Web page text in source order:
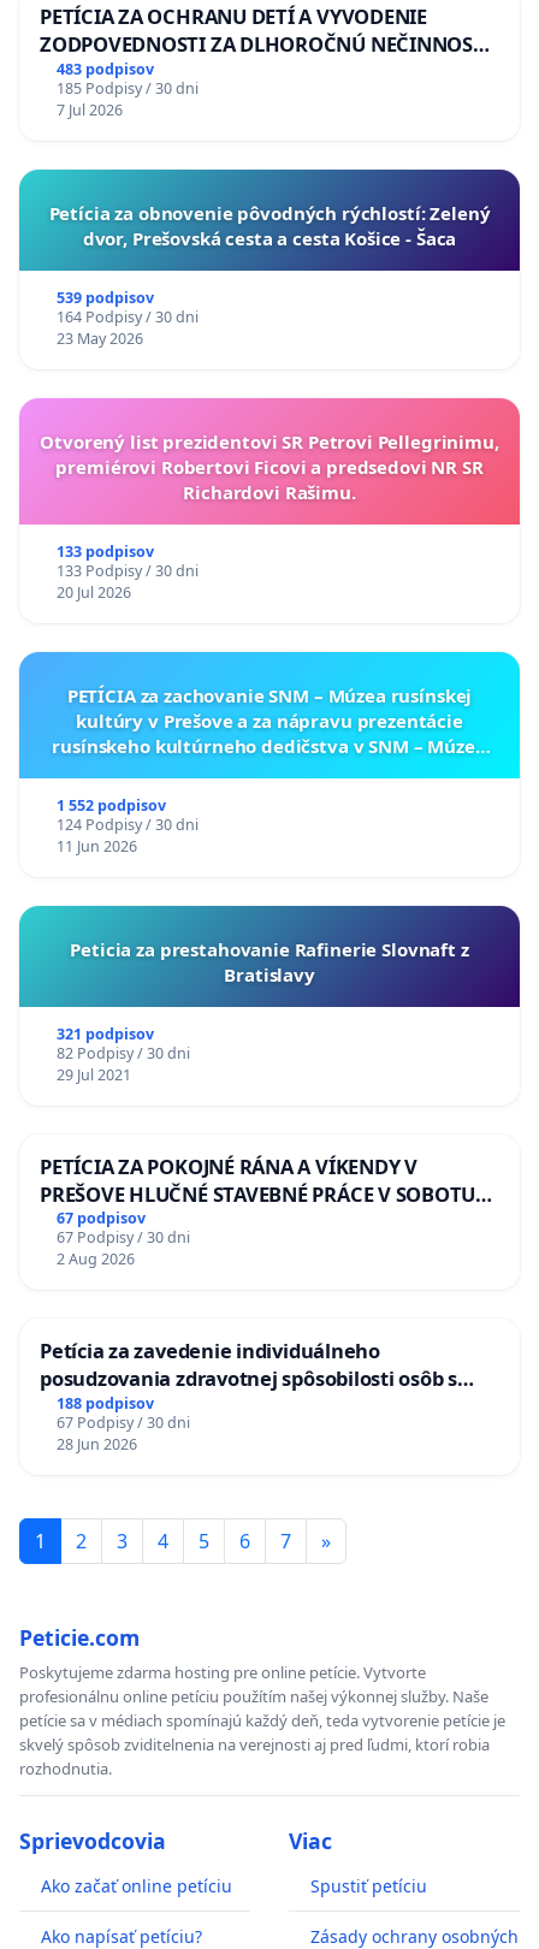
PETÍCIA ZA OCHRANU DETÍ A VYVODENIE
ZODPOVEDNOSTI ZA DLHOROČNÚ NEČINNOSŤ
A ZLYHANIE ŠTÁTU
483 podpisov
185 Podpisy / 30 dni
7 Jul 2026
​Petícia za obnovenie pôvodných rýchlostí: Zelený
dvor, Prešovská cesta a cesta Košice - Šaca
539 podpisov
164 Podpisy / 30 dni
23 May 2026
Otvorený list prezidentovi SR Petrovi Pellegrinimu,
premiérovi Robertovi Ficovi a predsedovi NR SR
Richardovi Rašimu.
133 podpisov
133 Podpisy / 30 dni
20 Jul 2026
PETÍCIA za zachovanie SNM – Múzea rusínskej
kultúry v Prešove a za nápravu prezentácie
rusínskeho kultúrneho dedičstva v SNM – Múzeu
1 552 podpisov
124 Podpisy / 30 dni
11 Jun 2026
Peticia za prestahovanie Rafinerie Slovnaft z
Bratislavy
321 podpisov
82 Podpisy / 30 dni
29 Jul 2021
PETÍCIA ZA POKOJNÉ RÁNA A VÍKENDY V
PREŠOVE HLUČNÉ STAVEBNÉ PRÁCE V SOBOTU
LEN OD 9.00 DO 13.00 HOD., CEZ PRACOVNÝ
TÝŽDEŇ CIEĽ 8.00 – 18.00 HOD. A PRAVIDELNÁ
KONTROLA STAVBY C-AREA NA
67 podpisov
67 Podpisy / 30 dni
2 Aug 2026
Petícia za zavedenie individuálneho
posudzovania zdravotnej spôsobilosti osôb s
diabetom 1. a 2. typu pri prijímaní do
Policajného zboru SR
188 podpisov
67 Podpisy / 30 dni
28 Jun 2026
1 2 3 4 5 6 7 »
Peticie.com
Poskytujeme zdarma hosting pre online petície. Vytvorte
profesionálnu online petíciu použítím našej výkonnej služby. Naše
petície sa v médiach spomínajú každý deň, teda vytvorenie petície je
skvelý spôsob zviditelnenia na verejnosti aj pred ľudmi, ktorí robia
rozhodnutia.
Sprievodcovia
Ako začať online petíciu
Ako napísať petíciu?
Viac
Spustiť petíciu
Zásady ochrany osobných